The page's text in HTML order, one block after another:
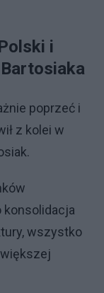
i
poprzeć i
z kolei w
konsolidacja
wszystko